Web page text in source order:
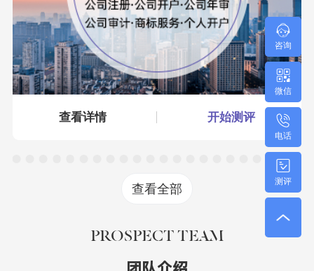
查看详情 开始测评
查看全部
PROSPECT TEAM
咨询
微信
电话
测评